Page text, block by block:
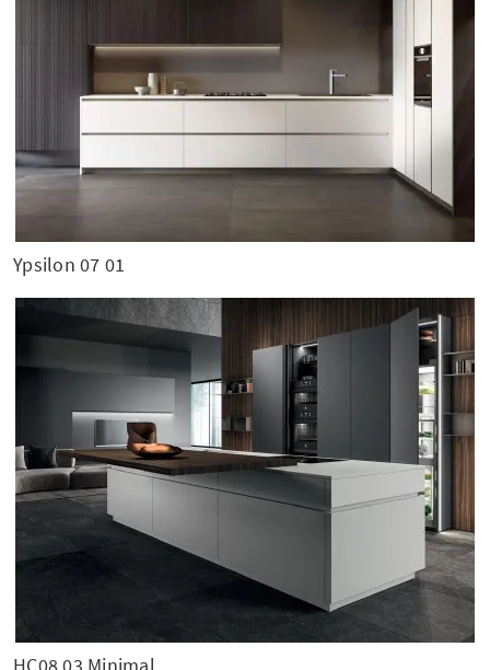
Ypsilon 07 01
HC08 03 Minimal